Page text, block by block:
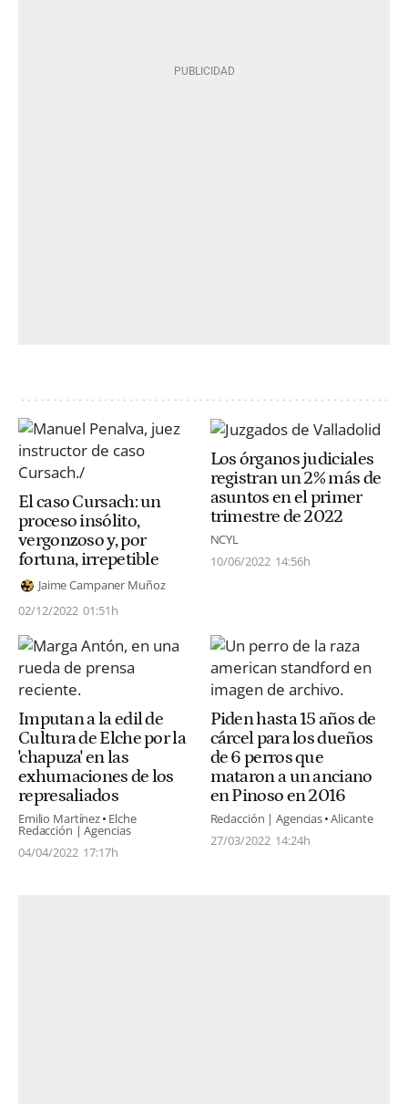
El caso Cursach: un
proceso insólito,
vergonzoso y, por
fortuna, irrepetible
Jaime Campaner Muñoz
02/12/2022 01:51h
Los órganos judiciales
registran un 2% más de
asuntos en el primer
trimestre de 2022
NCYL
10/06/2022 14:56h
Imputan a la edil de
Cultura de Elche por la
'chapuza' en las
exhumaciones de los
represaliados
Emilio Martínez Elche
Redacción | Agencias
04/04/2022 17:17h
Piden hasta 15 años de
cárcel para los dueños
de 6 perros que
mataron a un anciano
en Pinoso en 2016
Redacción | Agencias Alicante
27/03/2022 14:24h